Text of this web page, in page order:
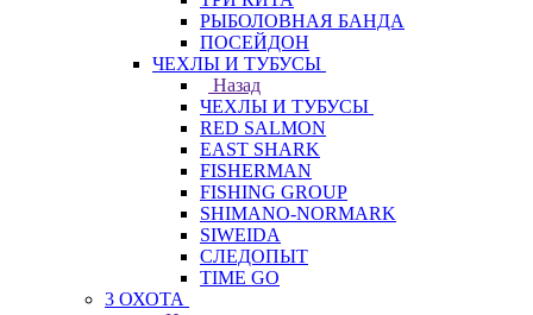
РЫБОЛОВНАЯ БАНДА
ПОСЕЙДОН
ЧЕХЛЫ И ТУБУСЫ
Назад
ЧЕХЛЫ И ТУБУСЫ
RED SALMON
EAST SHARK
FISHERMAN
FISHING GROUP
SHIMANO-NORMARK
SIWEIDA
СЛЕДОПЫТ
TIME GO
3 ОХОТА